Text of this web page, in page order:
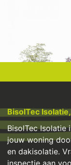
BisolTec
BisolTec Isolatie
jouw woning
en dakisolatie.
inspectie aan